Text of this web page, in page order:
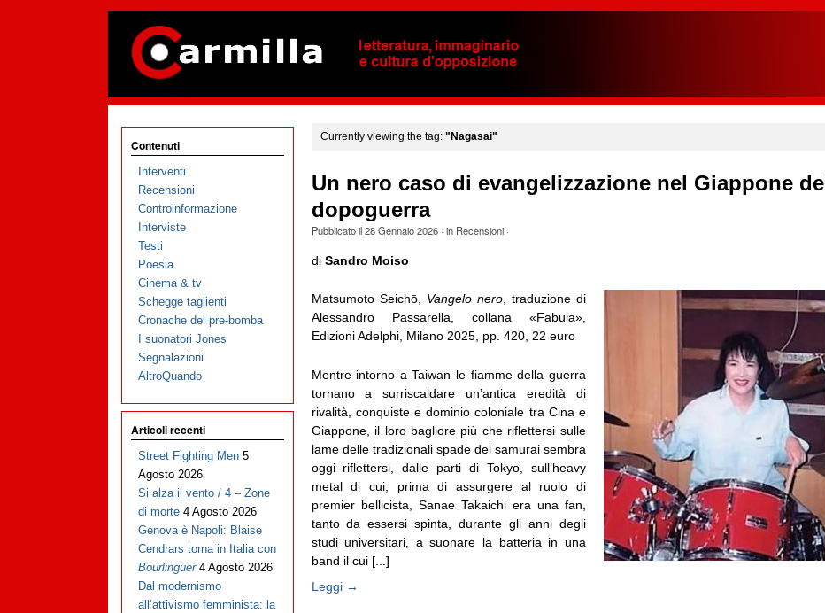
Currently viewing the tag: "Nagasai"
Un nero caso di evangelizzazione nel Giappone del
dopoguerra
Pubblicato il28 Gennaio 2026· in Recensioni·
di Sandro Moiso
Matsumoto Seichō, Vangelo nero, traduzione di
Alessandro Passarella, collana «Fabula»,
Edizioni Adelphi, Milano 2025, pp. 420, 22 euro
Mentre intorno a Taiwan le fiamme della guerra
tornano a surriscaldare un’antica eredità di
rivalità, conquiste e dominio coloniale tra Cina e
Giappone, il loro bagliore più che riflettersi sulle
lame delle tradizionali spade dei samurai sembra
oggi riflettersi, dalle parti di Tokyo, sull’heavy
metal di cui, prima di assurgere al ruolo di
premier bellicista, Sanae Takaichi era una fan,
tanto da essersi spinta, durante gli anni degli
studi universitari, a suonare la batteria in una
band il cui [...]
Leggi →
Contenuti
Interventi
Recensioni
Controinformazione
Interviste
Testi
Poesia
Cinema & tv
Schegge taglienti
Cronache del pre-bomba
I suonatori Jones
Segnalazioni
AltroQuando
Articoli recenti
Street Fighting Men 5
Agosto 2026
Si alza il vento / 4 – Zone
di morte 4 Agosto 2026
Genova è Napoli: Blaise
Cendrars torna in Italia con
Bourlinguer 4 Agosto 2026
Dal modernismo
all’attivismo femminista: la